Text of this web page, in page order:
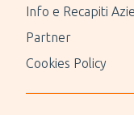
Info e Recapiti
Partner
Cookies Policy